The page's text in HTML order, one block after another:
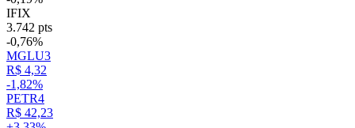
IFIX
3.742 pts
-0,76%
MGLU3
R$ 4,32
-1,82%
PETR4
R$ 42,23